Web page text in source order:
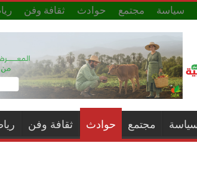
سياسة مجتمع حوادث ثقافة وفن
مجتمع حوادث ثقافة وفن